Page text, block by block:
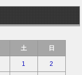
土 日
1 2